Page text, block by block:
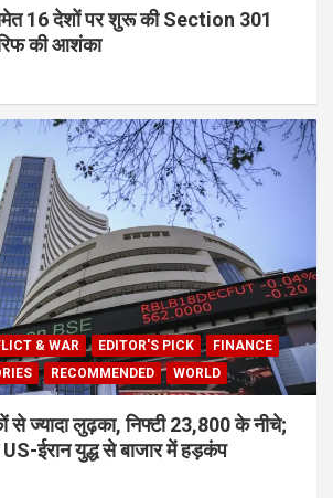
16 देशों पर शुरू की Section 301
की आशंका
& WAR EDITOR'S PICK
FINANCE
RECOMMENDED WORLD
ज्यादा लुढ़का, निफ्टी 23,800 के नीचे;
ईरान युद्ध से बाजार में हड़कंप